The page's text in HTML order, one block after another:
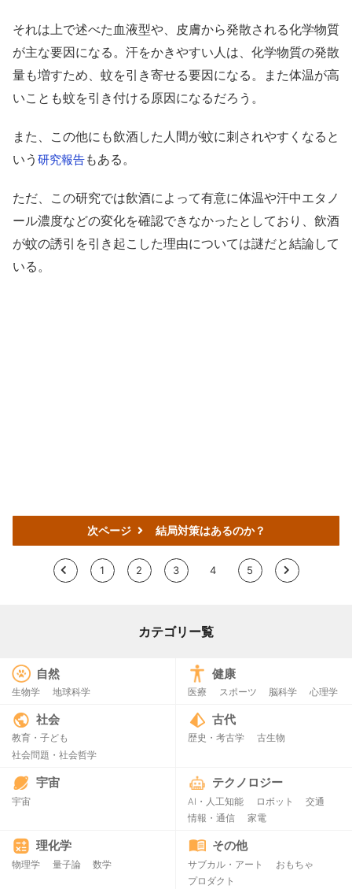
それは上で述べた血液型や、皮膚から発散される化学物質
が主な要因になる。汗をかきやすい人は、化学物質の発散
量も増すため、蚊を引き寄せる要因になる。また体温が高
いことも蚊を引き付ける原因になるだろう。
また、この他にも飲酒した人間が蚊に刺されやすくなると
いう 研究報告もある。
ただ、この研究では飲酒によって有意に体温や汗中エタノ
ール濃度などの変化を確認できなかったとしており、飲酒
が蚊の誘引を引き起こした理由については謎だと結論して
いる。
次ページ 結局対策はあるのか？
< 1 2 3 4 5 >
カテゴリー覧
自然
生物学 地球科学
健康
医療 スポーツ 脳科学 心理学
社会
教育・子ども
社会問題・社会哲学
古代
歴史・考古学 古生物
宇宙
宇宙
テクノロジー
AI・人工知能 ロボット
交通
情報・通信
家電
理化学
物理学 量子論 数学
その他
サブカル・アート
おもちゃ
プロダクト